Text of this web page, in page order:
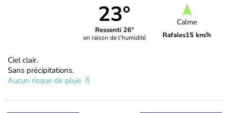
23°
Ressenti 26°
en raison de l'humidité
Calme
Rafales15 km/h
Ciel clair.
Sans précipitations.
Aucun risque de pluie